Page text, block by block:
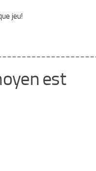
jeu!
est